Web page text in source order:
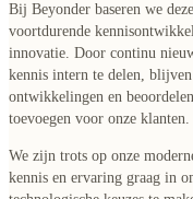
Bij Beyonder baseren we
voortdurende
innovatie. Door continu
kennis intern te delen,
ontwikkelingen en
toevoegen voor onze klanten.
We zijn trots op onze
kennis en ervaring graag in